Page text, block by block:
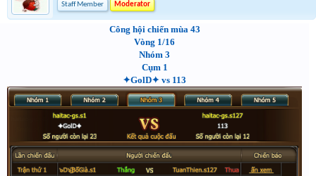
Staff Member
Moderator
Công hội chiến mùa 43
Vòng 1/16
Nhóm 3
Cụm 1
✦GolD✦ vs 113